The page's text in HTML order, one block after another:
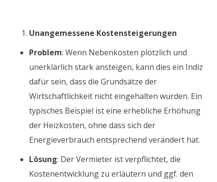
Unangemessene Kostensteigerungen
Problem: Wenn Nebenkosten plötzlich und
unerklärlich stark ansteigen, kann dies ein Indiz
dafür sein, dass die Grundsätze der
Wirtschaftlichkeit nicht eingehalten wurden. Ein
typisches Beispiel ist eine erhebliche Erhöhung
der Heizkosten, ohne dass sich der
Energieverbrauch entsprechend verändert hat.
Lösung: Der Vermieter ist verpflichtet, die
Kostenentwicklung zu erläutern und ggf. den